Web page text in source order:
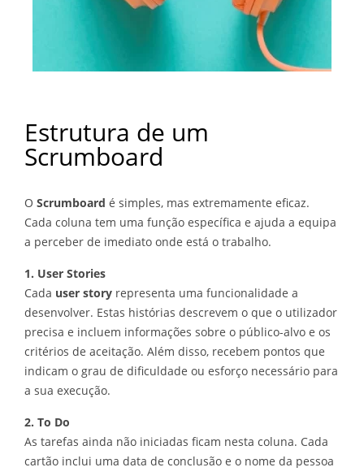
Estrutura de um
Scrumboard
O Scrumboard é simples, mas extremamente eficaz.
Cada coluna tem uma função específica e ajuda a equipa
a perceber de imediato onde está o trabalho.
1. User Stories
Cada user story representa uma funcionalidade a
desenvolver. Estas histórias descrevem o que o utilizador
precisa e incluem informações sobre o público-alvo e os
critérios de aceitação. Além disso, recebem pontos que
indicam o grau de dificuldade ou esforço necessário para
a sua execução.
2. To Do
As tarefas ainda não iniciadas ficam nesta coluna. Cada
cartão inclui uma data de conclusão e o nome da pessoa